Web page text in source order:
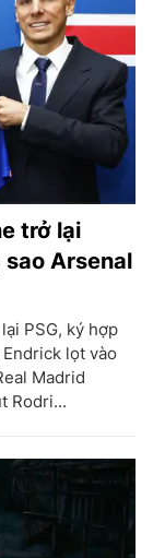
trở lại
sao Arsenal
PSG, ký hợp
lọt vào
Madrid
Rodri...